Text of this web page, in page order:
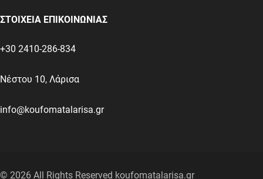
ΣΤΟΙΧΕΙΑ ΕΠΙΚΟΙΝΩΝΙΑΣ
+30 2410-286-834
Νέστου 10, Λάρισα
info@koufomatalarisa.gr
© 2026 All Rights Reserved koufomatalarisa.gr